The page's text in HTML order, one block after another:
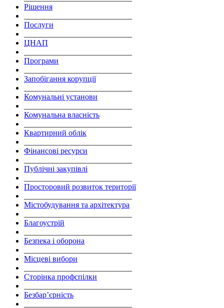
Рішення
Послуги
ЦНАП
Програми
Запобігання корупції
Комунальні установи
Комунальна власність
Квартирний облік
Фінансові ресурси
Публічні закупівлі
Просторовий розвиток території
Містобудування та архітектура
Благоустрій
Безпека і оборона
Місцеві вибори
Сторінка профспілки
Безбар’єрність